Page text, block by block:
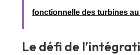
fonctionnelle des turbines
Le défi de